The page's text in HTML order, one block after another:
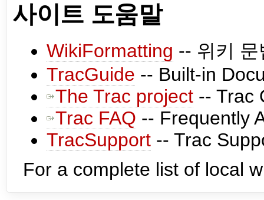
사이트 도움말
WikiFormatting -- 위키
TracGuide -- Built-in
The Trac project -- Trac
Trac FAQ -- Frequently
TracSupport -- Trac
For a complete list of local